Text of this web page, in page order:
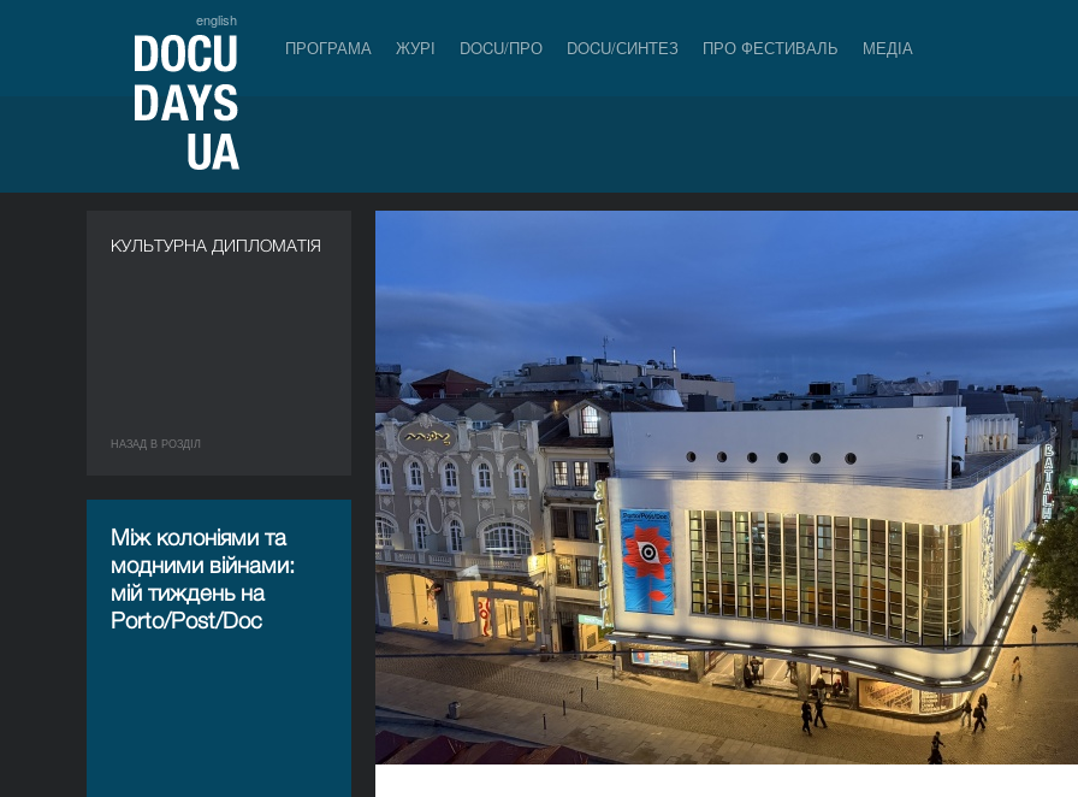
english
ПРОГРАМА ЖУРІ DOCU/ПРО DOCU/СИНТЕЗ ПРО ФЕСТИВАЛЬ МЕДІА
КУЛЬТУРНА ДИПЛОМАТІЯ
НАЗАД В РОЗДIЛ
Між колоніями та
модними війнами:
мій тиждень на
Porto/Post/Doc